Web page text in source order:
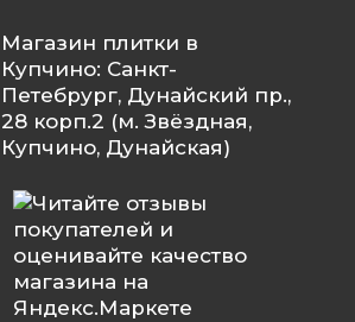
Магазин плитки в
Купчино: Санкт-
Петебрург, Дунайский пр.,
28 корп.2 (м. Звёздная,
Купчино, Дунайская)